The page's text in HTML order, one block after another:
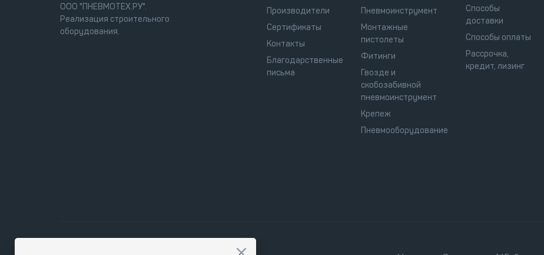
ООО "ПНЕВМОТЕХ.РУ".
Реализация строительного
оборудования.
Производители
Сертификаты
Контакты
Благодарственные
письма
Пневмоинструмент
Монтажные
пистолеты
Фитинги
Гвозде и
скобозабивной
пневмоинструмент
Крепеж
Пневмооборудование
Способы
доставки
Способы оплаты
Рассрочка,
кредит, лизинг